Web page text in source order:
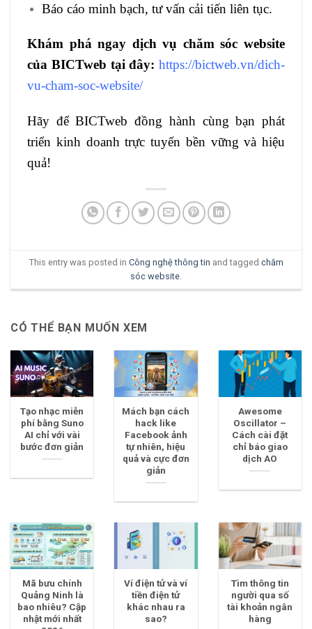
Báo cáo minh bạch, tư vấn cải tiến liên tục.
Khám phá ngay dịch vụ chăm sóc website
của BICTweb tại đây: https://bictweb.vn/dich-
vu-cham-soc-website/
Hãy để BICTweb đồng hành cùng bạn phát
triển kinh doanh trực tuyến bền vững và hiệu
quả!
This entry was posted in Công nghệ thông tin and tagged chăm
sóc website
CÓ THỂ BẠN MUỐN XEM
Tạo nhạc miễn
phí bằng Suno
AI chỉ với vài
bước đơn giản
Mách bạn cách
hack like
Facebook ảnh
tự nhiên, hiệu
quả và cực đơn
giản
Awesome
Oscillator –
Cách cài đặt
chỉ báo giao
dịch AO
Mã bưu chính
Quảng Ninh là
bao nhiêu? Cập
nhật mới nhất
Ví điện tử và ví
tiền điện tử
khác nhau ra
sao?
Tìm thông tin
người qua số
tài khoản ngân
hàng